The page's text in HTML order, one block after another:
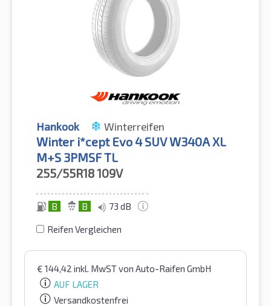
Hankook Winterreifen
Winter i*cept Evo 4 SUV W340A XL
M+S 3PMSF TL
255/55R18109V
B B 73 dB
Reifen Vergleichen
€ 144,42 inkl. MwSTvon Auto-Raifen GmbH
AUF LAGER
Versandkostenfrei